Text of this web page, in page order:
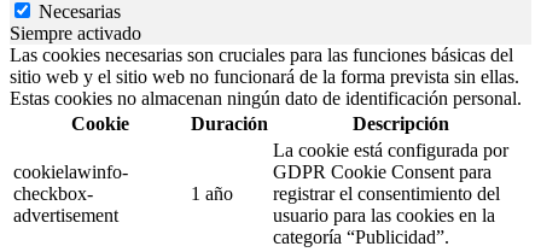
Necesarias
Siempre activado
Las cookies necesarias son cruciales para las funciones básicas del
sitio web y el sitio web no funcionará de la forma prevista sin ellas.
Estas cookies no almacenan ningún dato de identificación personal.
Cookie
Duración Descripción
cookielawinfo-
checkbox-
advertisement
1 año
La cookie está configurada por
GDPR Cookie Consent para
registrar el consentimiento del
usuario para las cookies en la
categoría “Publicidad”.